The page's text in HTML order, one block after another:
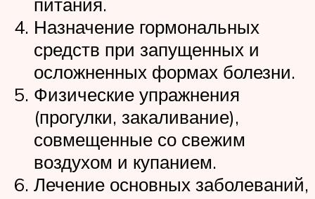
Назначение гормональных
средств при запущенных и
осложненных формах болезни.
Физические упражнения
(прогулки, закаливание),
совмещенные со свежим
воздухом и купанием.
Лечение основных заболеваний,